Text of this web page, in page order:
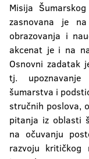
Misija
zasnovana je
obrazovanja i
akcenat je i na
Osnovni zadatak
tj.
šumarstva i
stručnih poslova,
pitanja iz oblasti
na očuvanju
razvoju kritičkog